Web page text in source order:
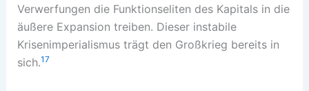
Verwerfungen die Funktionseliten des Kapitals in die
äußere Expansion treiben. Dieser instabile
Krisenimperialismus trägt den Großkrieg bereits in
sich.17